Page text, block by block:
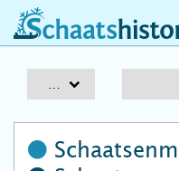
schaatshistorie.nl